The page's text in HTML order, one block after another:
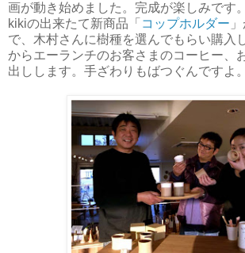
画が動き始めました。完成が楽しみです。
kikiの出来たて新商品「 コップホルダー
で、木村さんに樹種を選んでもらい購入
からエーランチのお客さまのコーヒー、
出しします。手ざわりもばつぐんですよ。